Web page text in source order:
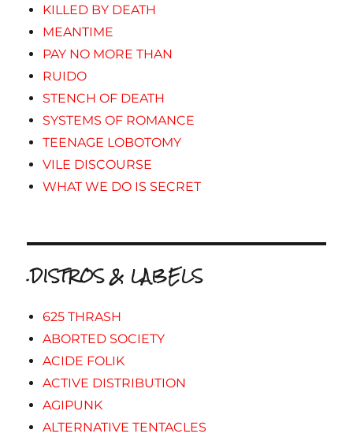
KILLED BY DEATH
MEANTIME
PAY NO MORE THAN
RUIDO
STENCH OF DEATH
SYSTEMS OF ROMANCE
TEENAGE LOBOTOMY
VILE DISCOURSE
WHAT WE DO IS SECRET
.DISTROS & LABELS
625 THRASH
ABORTED SOCIETY
ACIDE FOLIK
ACTIVE DISTRIBUTION
AGIPUNK
ALTERNATIVE TENTACLES